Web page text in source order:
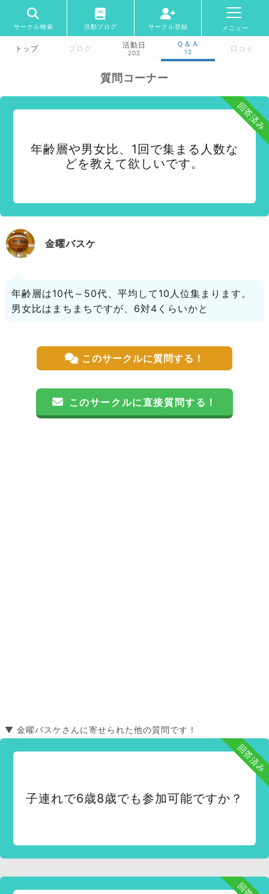
サークル検索 活動ブログ サークル登録 メニュー
トップ ブログ 活動日
202
Ｑ＆Ａ
12 口コミ
質問コーナー
回答済み
年齢層や男女比、1回で集まる人数な
どを教えて欲しいです。
金曜バスケ
年齢層は10代～50代、平均して10人位集まります。
男女比はまちまちですが、6対4くらいかと
このサークルに質問する！
このサークルに直接質問する！
▼ 金曜バスケさんに寄せられた他の質問です！
回答済み
子連れで6歳8歳でも参加可能ですか？